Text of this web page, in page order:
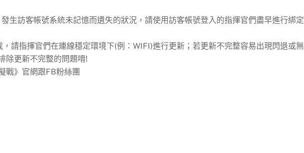
生訪客帳號系統未記憶而遺失的狀況，請使用訪客帳號登入的指揮官們盡早進行綁定
請指揮官們在連線穩定環境下(例：WIFI)進行更新；若更新不完整容易出現閃退或無
除更新不完整的問題唷!
戰》官網跟FB粉絲團